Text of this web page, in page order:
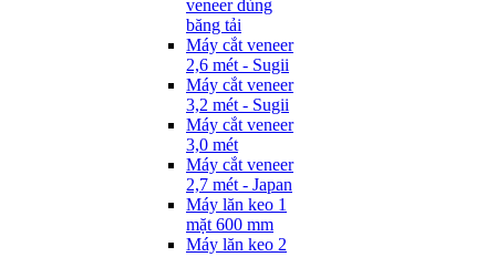
veneer dùng
băng tải
Máy cắt veneer
2,6 mét - Sugii
Máy cắt veneer
3,2 mét - Sugii
Máy cắt veneer
3,0 mét
Máy cắt veneer
2,7 mét - Japan
Máy lăn keo 1
mặt 600 mm
Máy lăn keo 2